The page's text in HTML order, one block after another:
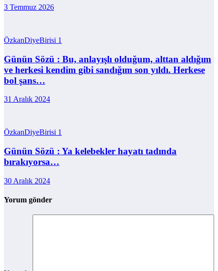
3 Temmuz 2026
ÖzkanDiyeBirisi 1
Günün Sözü : Bu, anlayışlı olduğum, alttan aldığım
ve herkesi kendim gibi sandığım son yıldı. Herkese
bol şans…
31 Aralık 2024
ÖzkanDiyeBirisi 1
Günün Sözü : Ya kelebekler hayatı tadında
bırakıyorsa…
30 Aralık 2024
Yorum gönder